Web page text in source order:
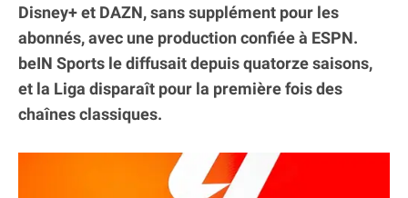
Disney+ et DAZN, sans supplément pour les
abonnés, avec une production confiée à ESPN.
beIN Sports le diffusait depuis quatorze saisons,
et la Liga disparaît pour la première fois des
chaînes classiques.